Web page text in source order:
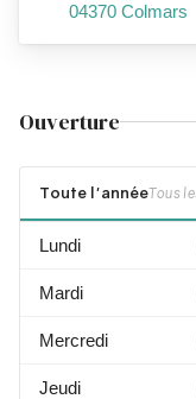
Ouverture
Toute l'annéeTous
Lundi
Mardi
Mercredi
Jeudi
04370 Colmars